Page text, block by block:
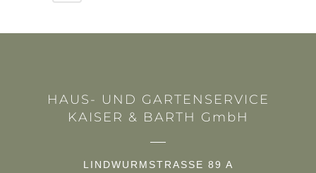
HAUS- UND GARTENSERVICE
KAISER & BARTH GmbH
LINDWURMSTRASSE 89 A